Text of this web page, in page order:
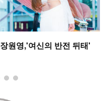
장원영,'여신의 반전 뒤태'